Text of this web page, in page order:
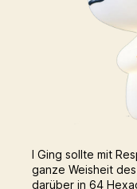
I Ging sollte mit
ganze Weisheit
darüber in 64